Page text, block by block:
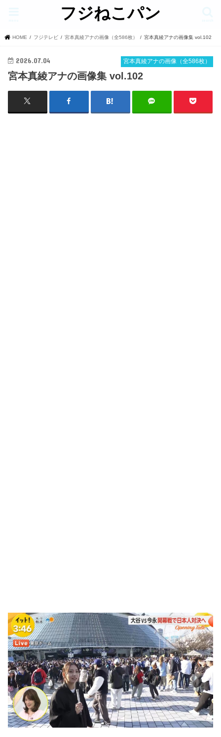
フジねこパン
HOME フジテレビ 宮本真綾アナの画像（全586枚） 宮本真綾アナの画像集 vol.102
宮本真綾アナの画像（全586枚）
2026.07.04
宮本真綾アナの画像集 vol.102